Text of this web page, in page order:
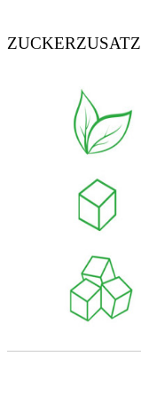
ZUCKERZUSATZ